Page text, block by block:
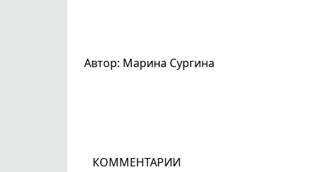
Автор: Марина Сургина
КОММЕНТАРИИ